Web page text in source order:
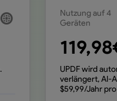
Nutzung auf 4
Geräten
119,98
UPDF wird
verlängert, AI-
$59,99/Jahr